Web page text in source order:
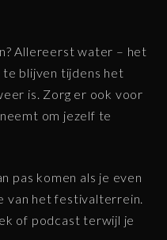
Allereerst water – het
te blijven tijdens het
is. Zorg er ook voor
om jezelf te
pas komen als je even
van het festivalterrein.
of podcast terwijl je